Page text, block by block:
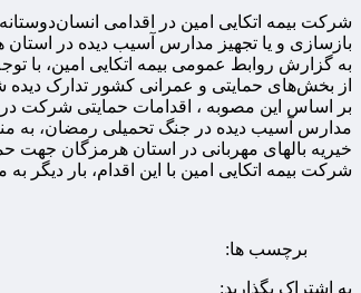
شرکت بیمه اتکایی امین در اقدامی
بازسازی و یا تجهیز مدارس آسیب دیده در
از بخش‌های حمایتی و عمرانی کشور تدارک دیده
بر اساس این مصوبه ، اقدامات حمایتی شرکت
مدارس آسیب دیده در جنگ تحمیلی رمضان، به
خیریه بالهای مهربانی در استان هرمزگان جهت
شرکت بیمه اتکایی امین با این اقدام، بار
برچسب ها:
به اشتراک بگذارید: